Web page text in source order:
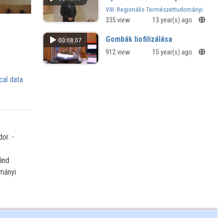
data
-
keretében
Sporttudományi szakmai nap - 2015
VIII. Regionális Természettudományi
Konferencia
335 view 13 year(s) ago
00:08:07 Gombák liofilizálása
912 view 15 year(s) ago